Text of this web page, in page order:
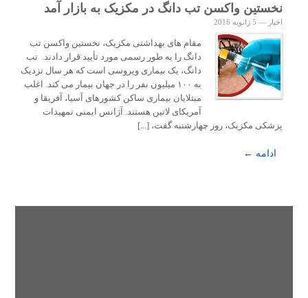
نخستین واکسن تب دانگ در مکزیک به بازار آمد
اخبار — 5 ژانویه 2016
مقام های بهداشتی مکزیک، نخستین واکسن تب
دانگ را به طور رسمی مورد تأیید قرار دادند. تب
دانگ، یک بیماری ویروسی است که هر سال نزدیک
به ۱۰۰ میلیون نفر را در جهان بیمار می کند. اغلب
مبتلایان بیماری ساکن کشورهای آسیا، آفریقا و
آمریکای لاتین هستند. آژانس ایمنی تمهیدات
پزشکی مکزیک، روز چهارشنبه گفت، [...]
ادامه ←